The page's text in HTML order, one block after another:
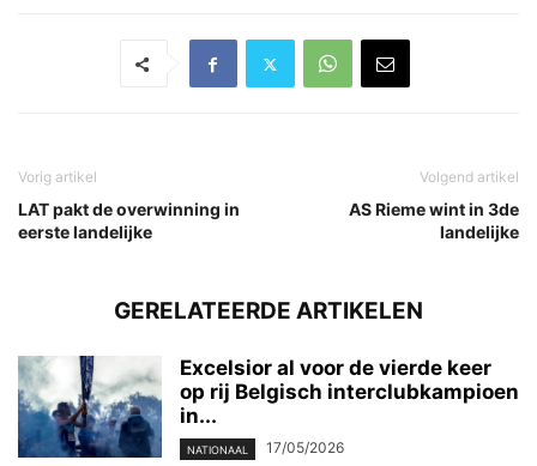
Vorig artikel
LAT pakt de overwinning in
eerste landelijke
Volgend artikel
AS Rieme wint in 3de
landelijke
GERELATEERDE ARTIKELEN
Excelsior al voor de vierde keer
op rij Belgisch interclubkampioen
in...
NATIONAAL 17/05/2026